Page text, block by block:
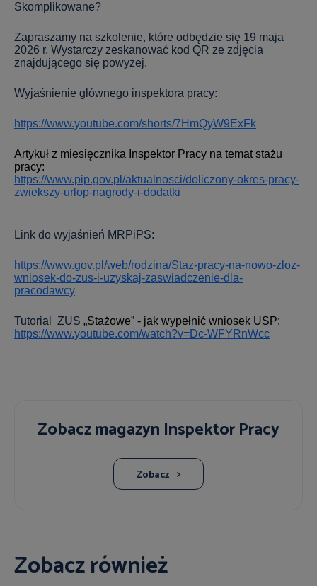
Skomplikowane?
Zapraszamy na szkolenie, które odbędzie się 19 maja
2026 r. Wystarczy zeskanować kod QR ze zdjęcia
znajdującego się powyżej.
Wyjaśnienie głównego inspektora pracy:
https://www.youtube.com/shorts/7HmQyW9ExFk
Artykuł z miesięcznika Inspektor Pracy na temat stażu
pracy:
https://www.pip.gov.pl/aktualnosci/doliczony-okres-pracy-
zwiekszy-urlop-nagrody-i-dodatki
Link do wyjaśnień MRPiPS:
https://www.gov.pl/web/rodzina/Staz-pracy-na-nowo-zloz-
wniosek-do-zus-i-uzyskaj-zaswiadczenie-dla-
pracodawcy
Tutorial ZUS „Stażowe” - jak wypełnić wniosek USP:
https://www.youtube.com/watch?v=Dc-WFYRnWcc
Zobacz magazyn Inspektor Pracy
Zobacz
Zobacz również